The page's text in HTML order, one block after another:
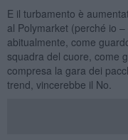
E il turbamento è
al Polymarket (perché io
abitualmente, come
squadra del cuore, come
compresa la gara dei
trend, vincerebbe il No.